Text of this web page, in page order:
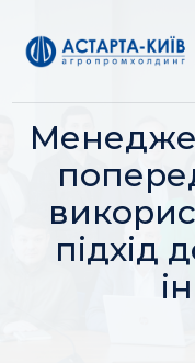
вмісту
підхід